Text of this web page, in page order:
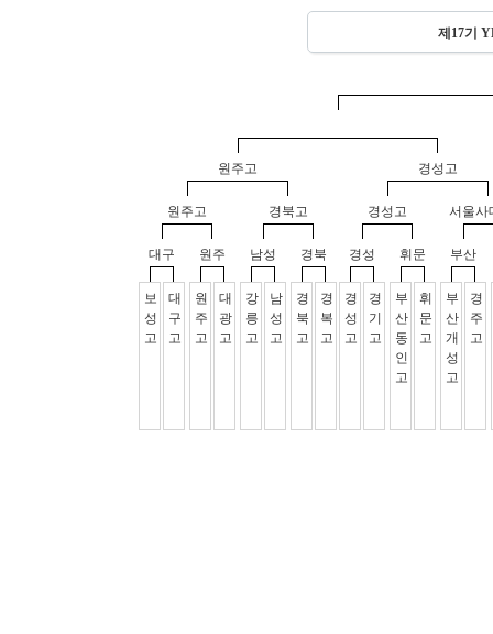
제17기
원주고
원주고
대구
보
성
고
대
구
고
원주
원
주
고
대
광
고
경북고
남성
강
릉
고
남
성
고
경북
경
북
고
경
복
고
경성고
경성고
경성
경
성
고
경
기
고
휘문
부
산
동
인
고
휘
문
고
서울사
부산
부
산
개
성
고
경
주
고